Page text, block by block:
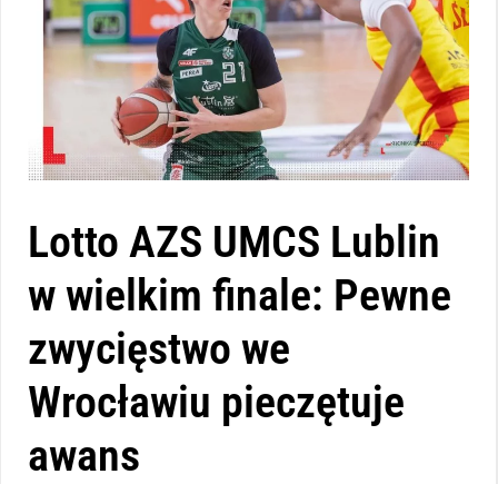
Lotto AZS UMCS Lublin
w wielkim finale: Pewne
zwycięstwo we
Wrocławiu pieczętuje
awans